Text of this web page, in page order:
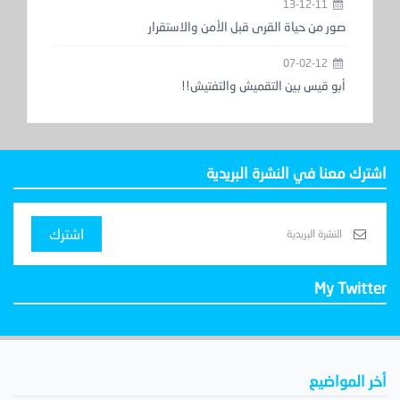
صور من حياة القرى قبل الأمن والاستقرار
أبو قيس بين التقميش والتفتيش!!
اشترك معنا في النشرة البريدية
اشترك
My Twitter
أخر المواضيع